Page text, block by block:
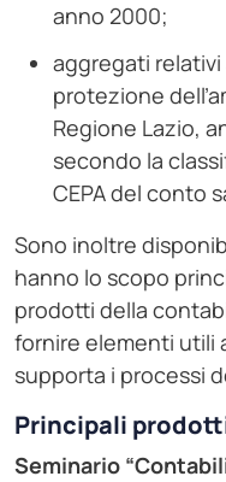
anno 2000;
aggregati relativi
protezione
Regione Lazio,
secondo la
CEPA del conto
Sono inoltre
hanno lo scopo
prodotti della
fornire elementi utili
supporta i processi
Principali
Seminario